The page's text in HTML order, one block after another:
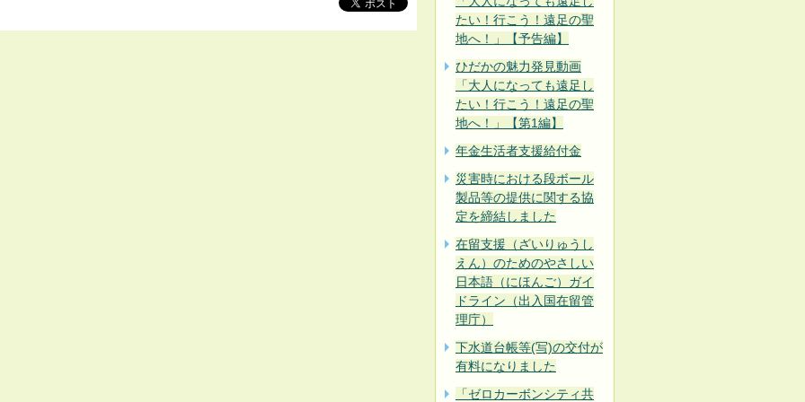
たい！行こう！遠足の聖
地へ！」【予告編】
ひだかの魅力発見動画
「大人になっても遠足し
たい！行こう！遠足の聖
地へ！」【第1編】
年金生活者支援給付金
災害時における段ボール
製品等の提供に関する協
定を締結しました
在留支援（ざいりゅうし
えん）のためのやさしい
日本語（にほんご）ガイ
ドライン（出入国在留管
理庁）
下水道台帳等(写)の交付が
有料になりました
「ゼロカーボンシティ共